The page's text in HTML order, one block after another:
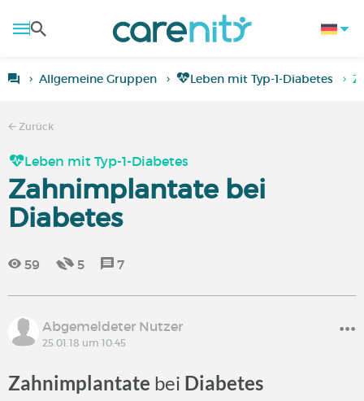
Allgemeine Gruppen Leben mit Typ-1-Diabetes
Zurück
Leben mit Typ-1-Diabetes
Zahnimplantate bei
Diabetes
59 5 7
Abgemeldeter Nutzer
25.01.18 um 10:45
Zahnimplantate bei Diabetes